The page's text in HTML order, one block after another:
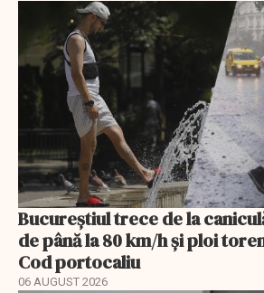
Bucureștiul trece de la
de până la 80 km/h și ploi
Cod portocaliu
06 AUGUST 2026